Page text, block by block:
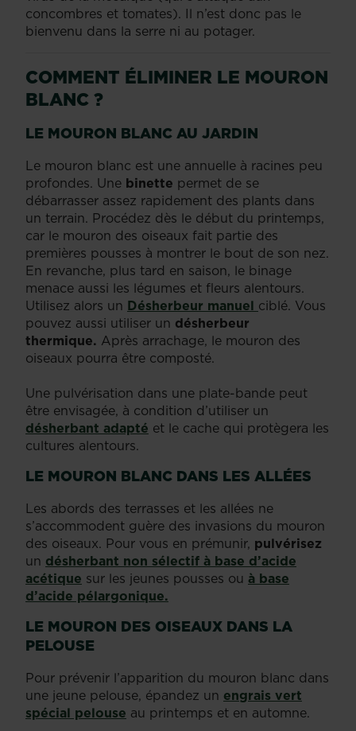
concombres et tomates). Il n’est donc pas le
bienvenu dans la serre ni au potager.
COMMENT ÉLIMINER LE MOURON
BLANC ?
LE MOURON BLANC AU JARDIN
Le mouron blanc est une annuelle à racines peu
profondes. Une binette permet de se
débarrasser assez rapidement des plants dans
un terrain. Procédez dès le début du printemps,
car le mouron des oiseaux fait partie des
premières pousses à montrer le bout de son nez.
En revanche, plus tard en saison, le binage
menace aussi les légumes et fleurs alentours.
Utilisez alors un Désherbeur manuel ciblé. Vous
pouvez aussi utiliser un désherbeur
thermique. Après arrachage, le mouron des
oiseaux pourra être composté.
Une pulvérisation dans une plate-bande peut
être envisagée, à condition d’utiliser un
désherbant adapté et le cache qui protègera les
cultures alentours.
LE MOURON BLANC DANS LES ALLÉES
Les abords des terrasses et les allées ne
s’accommodent guère des invasions du mouron
des oiseaux. Pour vous en prémunir, pulvérisez
un désherbant non sélectif à base d’acide
acétique sur les jeunes pousses ou à base
d’acide pélargonique.
LE MOURON DES OISEAUX DANS LA
PELOUSE
Pour prévenir l’apparition du mouron blanc dans
une jeune pelouse, épandez un engrais vert
spécial pelouse au printemps et en automne.